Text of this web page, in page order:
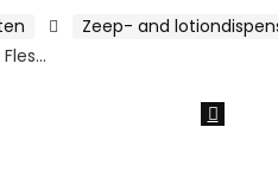
Zeep- and